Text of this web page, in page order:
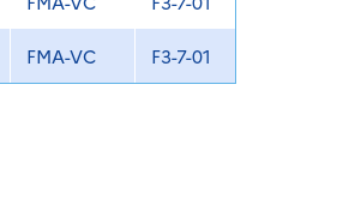
FMA-VC F3-7-01